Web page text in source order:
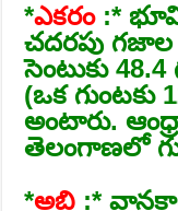
*ఎకరం:*
చదరపు గజాల
సెంటుకు
(ఒక గుంటకు
అంటారు.
తెలంగాణలో
*అబి :*